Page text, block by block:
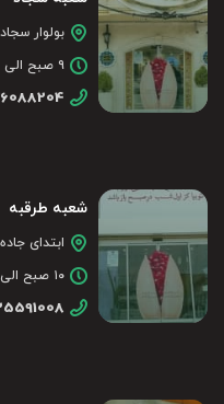
بولوار سجاد ،نبش
۹ صبح الی ۱۱ شب
شعبه طرقبه
ابتدای جاده
۱۰ صبح الی ۱۰ شب